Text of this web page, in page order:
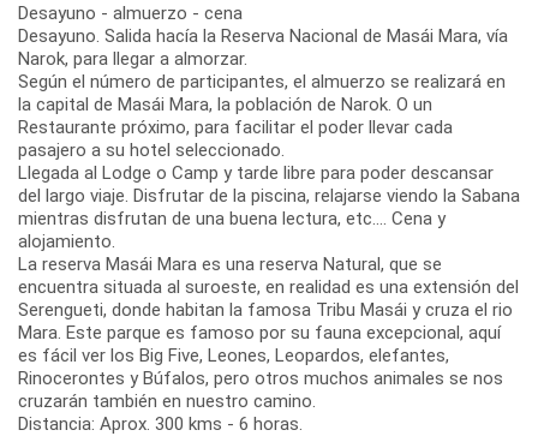
Desayuno - almuerzo - cena
Desayuno. Salida hacía la Reserva Nacional de Masái Mara, vía
Narok, para llegar a almorzar.
Según el número de participantes, el almuerzo se realizará en
la capital de Masái Mara, la población de Narok. O un
Restaurante próximo, para facilitar el poder llevar cada
pasajero a su hotel seleccionado.
Llegada al Lodge o Camp y tarde libre para poder descansar
del largo viaje. Disfrutar de la piscina, relajarse viendo la Sabana
mientras disfrutan de una buena lectura, etc.... Cena y
alojamiento.
La reserva Masái Mara es una reserva Natural, que se
encuentra situada al suroeste, en realidad es una extensión del
Serengueti, donde habitan la famosa Tribu Masái y cruza el rio
Mara. Este parque es famoso por su fauna excepcional, aquí
es fácil ver los Big Five, Leones, Leopardos, elefantes,
Rinocerontes y Búfalos, pero otros muchos animales se nos
cruzarán también en nuestro camino.
Distancia: Aprox. 300 kms - 6 horas.